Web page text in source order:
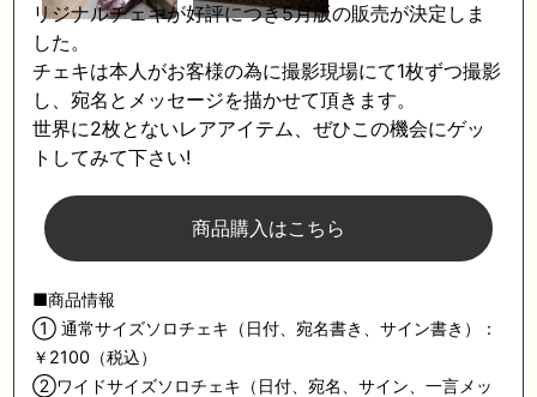
リジナルチェキが好評につき5月版の販売が決定しま
した。
チェキは本人がお客様の為に撮影現場にて1枚ずつ撮影
し、宛名とメッセージを描かせて頂きます。
世界に2枚とないレアアイテム、ぜひこの機会にゲッ
トしてみて下さい!
商品購入はこちら
■商品情報
① 通常サイズソロチェキ（日付、宛名書き、サイン書き）：
￥2100（税込）
②ワイドサイズソロチェキ（日付、宛名、サイン、一言メッ